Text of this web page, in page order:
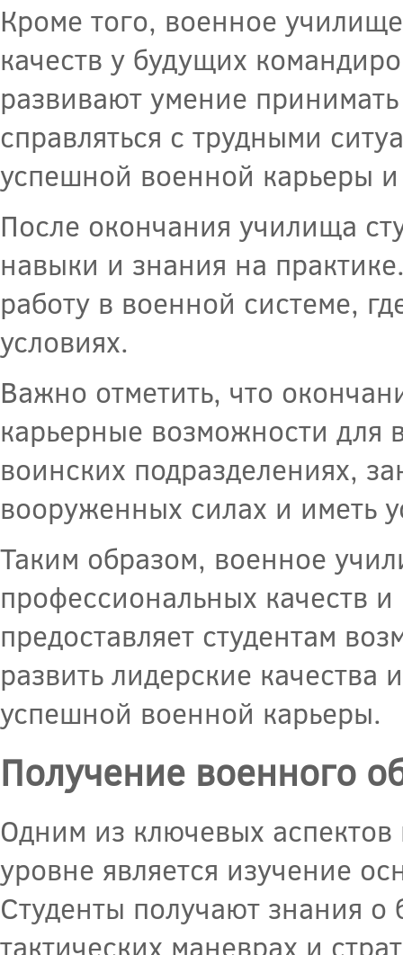
Кроме того, военное
качеств у будущих
развивают умение
справляться с трудными
успешной военной карьеры
После окончания училища
навыки и знания на
работу в военной системе,
условиях.
Важно отметить, что
карьерные возможности для
воинских подразделениях,
вооруженных силах и иметь
Таким образом, военное
профессиональных качеств
предоставляет студентам
развить лидерские качества
успешной военной карьеры.
Получение военного
Одним из ключевых
уровне является изучение
Студенты получают знания
тактических маневрах и